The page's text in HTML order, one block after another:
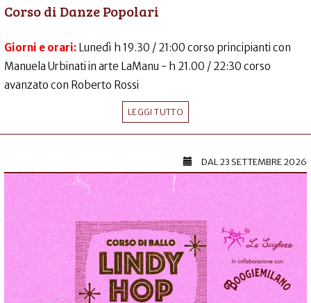
Corso di Danze Popolari
Giorni e orari: Lunedì h 19.30 / 21:00 corso principianti con
Manuela Urbinati in arte LaManu - h 21.00 / 22:30 corso
avanzato con Roberto Rossi
LEGGI TUTTO
DAL23 SETTEMBRE 2026